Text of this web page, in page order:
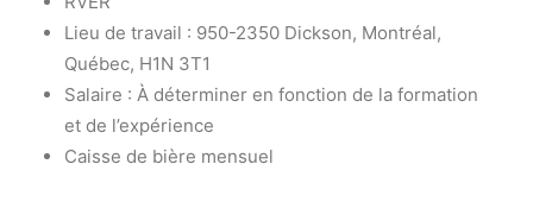
Lieu de travail : 950-2350 Dickson, Montréal,
Québec, H1N 3T1
Salaire : À déterminer en fonction de la formation
et de l’expérience
Caisse de bière mensuel